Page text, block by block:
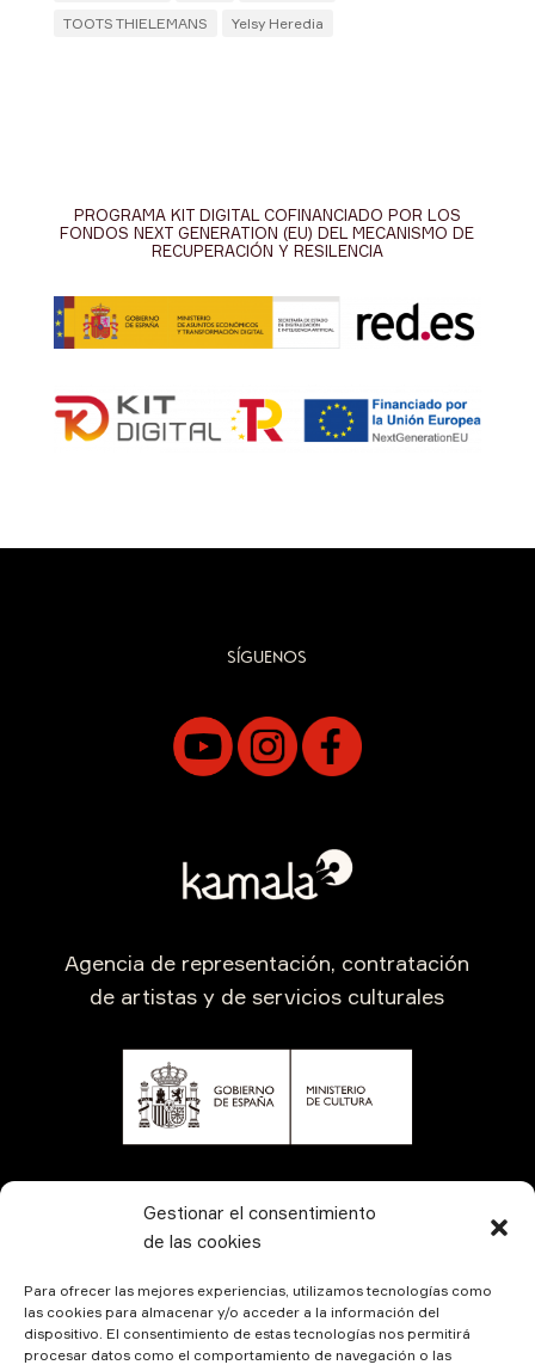
Gestionar el consentimiento
de las cookies
Para ofrecer las mejores experiencias, utilizamos tecnologías como
las cookies para almacenar y/o acceder a la información del
dispositivo. El consentimiento de estas tecnologías nos permitirá
procesar datos como el comportamiento de navegación o las
TOOTS THIELEMANS
Yelsy Heredia
PROGRAMA KIT DIGITAL COFINANCIADO POR LOS
FONDOS NEXT GENERATION (EU) DEL MECANISMO DE
RECUPERACIÓN Y RESILENCIA
SÍGUENOS
Agencia de representación, contratación
de artistas y de servicios culturales